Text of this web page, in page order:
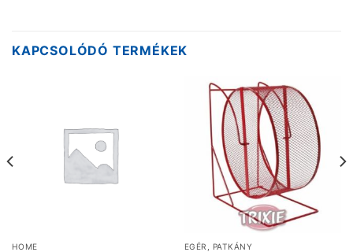
KAPCSOLÓDÓ TERMÉKEK
HOME EGÉR, PATKÁNY